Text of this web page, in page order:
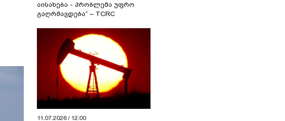
აისახება - პრობლემა უფრო
გაღრმავდება“ – TCRC
11.07.2026 / 12:00